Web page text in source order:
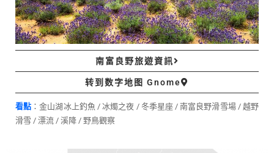
南富良野旅遊資訊
转到数字地图 Gnome
看點 ：金山湖冰上釣魚 / 冰燭之夜 / 冬季星座 / 南富良野滑雪場 / 越野
滑雪 / 漂流 / 溪降 / 野鳥觀察